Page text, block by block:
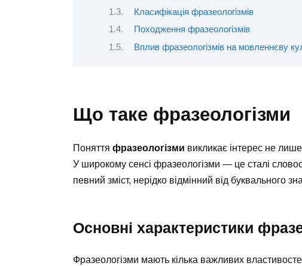
Класифікація фразеологізмів
Походження фразеологізмів
Вплив фразеологізмів на мовленнєву
Що таке фразеологізми
Поняття фразеологізми викликає інтерес не лише
У широкому сенсі фразеологізми — це сталі
певний зміст, нерідко відмінний від буквального
Основні характеристики
Фразеологізми мають кілька важливих